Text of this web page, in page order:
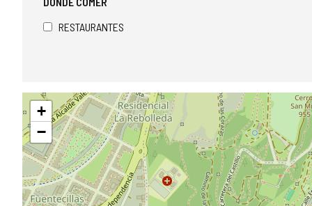
RESTAURANTES
Saltar
mapa
+
−